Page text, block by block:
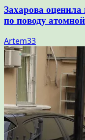
Захарова
по поводу
Artem33